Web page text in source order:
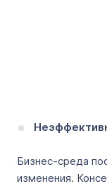
Бизнес-среда
изменения.